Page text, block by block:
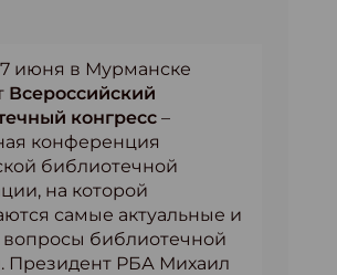
июня в Мурманске
Всероссийский
конгресс –
конференция
библиотечной
на которой
самые актуальные и
библиотечной
Президент РБА Михаил